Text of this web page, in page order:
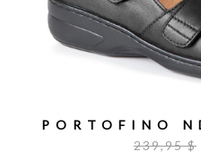
PORTOFINO
239,95 $